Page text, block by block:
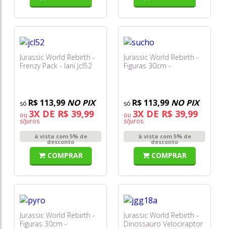
Jurassic World Rebirth -
Frenzy Pack - Iani Jcl52
R$ 113,99 NO PIX
ou 3X DE R$ 39,99
s/juros
à vista com 5% de
desconto
COMPRAR
Jurassic World Rebirth -
Figuras 30cm -
R$ 113,99 NO PIX
ou 3X DE R$ 39,99
s/juros
à vista com 5% de
desconto
COMPRAR
Jurassic World Rebirth -
Figuras 30cm -
Jurassic World Rebirth -
Dinossauro Velociraptor